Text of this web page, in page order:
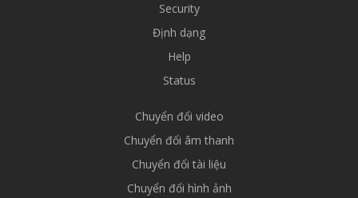
Security
Định dạng
Help
Status
Chuyển đổi video
Chuyển đổi âm thanh
Chuyển đổi tài liệu
Chuyển đổi hình ảnh